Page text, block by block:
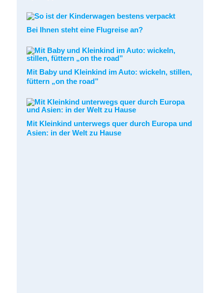
Bei Ihnen steht eine Flugreise an?
Mit Baby und Kleinkind im Auto: wickeln, stillen,
füttern „on the road”
Mit Kleinkind unterwegs quer durch Europa und
Asien: in der Welt zu Hause